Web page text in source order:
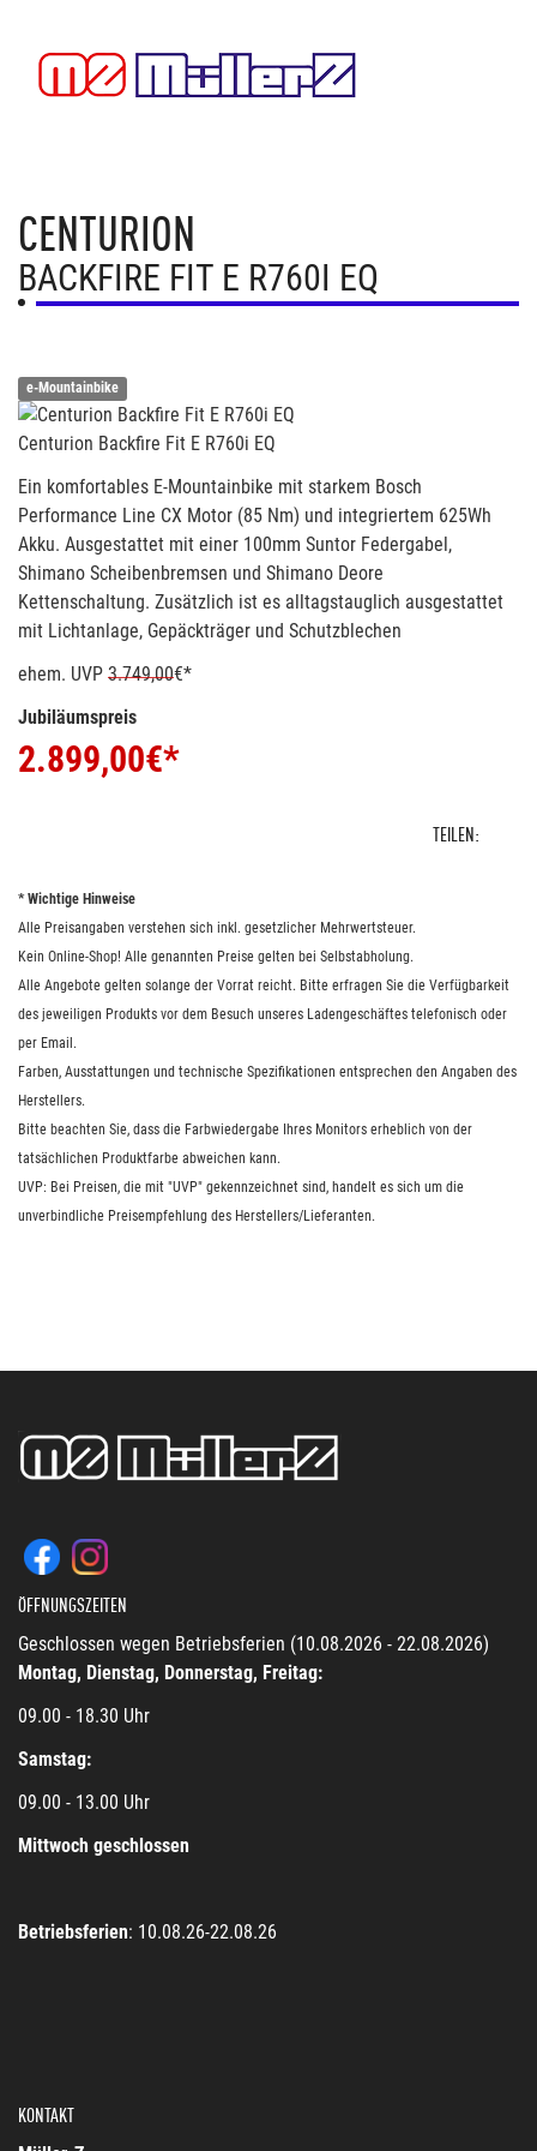
CENTURION
BACKFIRE FIT E R760I EQ
e-Mountainbike
Centurion Backfire Fit E R760i EQ
Ein komfortables E-Mountainbike mit starkem Bosch
Performance Line CX Motor (85 Nm) und integriertem 625Wh
Akku. Ausgestattet mit einer 100mm Suntor Federgabel,
Shimano Scheibenbremsen und Shimano Deore
Kettenschaltung. Zusätzlich ist es alltagstauglich ausgestattet
mit Lichtanlage, Gepäckträger und Schutzblechen
ehem. UVP 3.749,00€*
Jubiläumspreis
2.899,00€*
TEILEN:
* Wichtige Hinweise
Alle Preisangaben verstehen sich inkl. gesetzlicher Mehrwertsteuer.
Kein Online-Shop! Alle genannten Preise gelten bei Selbstabholung.
Alle Angebote gelten solange der Vorrat reicht. Bitte erfragen Sie die Verfügbarkeit
des jeweiligen Produkts vor dem Besuch unseres Ladengeschäftes telefonisch oder
per Email.
Farben, Ausstattungen und technische Spezifikationen entsprechen den Angaben des
Herstellers.
Bitte beachten Sie, dass die Farbwiedergabe Ihres Monitors erheblich von der
tatsächlichen Produktfarbe abweichen kann.
UVP: Bei Preisen, die mit "UVP" gekennzeichnet sind, handelt es sich um die
unverbindliche Preisempfehlung des Herstellers/Lieferanten.
ÖFFNUNGSZEITEN
Geschlossen wegen Betriebsferien (10.08.2026 - 22.08.2026)
Montag, Dienstag, Donnerstag, Freitag:
09.00 - 18.30 Uhr
Samstag:
09.00 - 13.00 Uhr
Mittwoch geschlossen
Betriebsferien: 10.08.26-22.08.26
KONTAKT